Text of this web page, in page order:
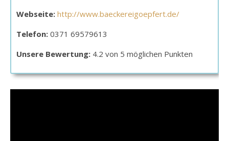
Webseite: http://www.baeckereigoepfert.de/
Telefon: 0371 69579613
Unsere Bewertung: 4.2 von 5 möglichen Punkten